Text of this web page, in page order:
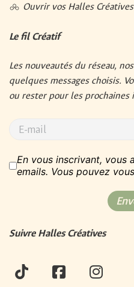
Ouvrir vos Halles Créatives
Le fil Créatif
Les nouveautés du réseau,
quelques messages choisis.
ou rester pour les prochaines
RGPD*
En vous inscrivant, vous
emails. Vous pouvez
Suivre Halles Créatives
tiktokfacebook